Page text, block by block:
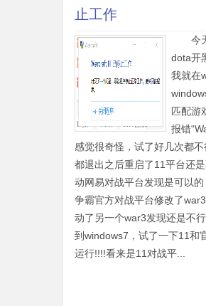
止工作
今天
dota开
我就在
匹配游
报错
感觉很奇怪，试了好几次都
都退出之后重启了11平台还
动网易对战平台发现是可以
争霸官方对战平台修改了
动了另一个war3发现还是不
到windows7，试了一下11和
运行!!!!看来是11对战平...